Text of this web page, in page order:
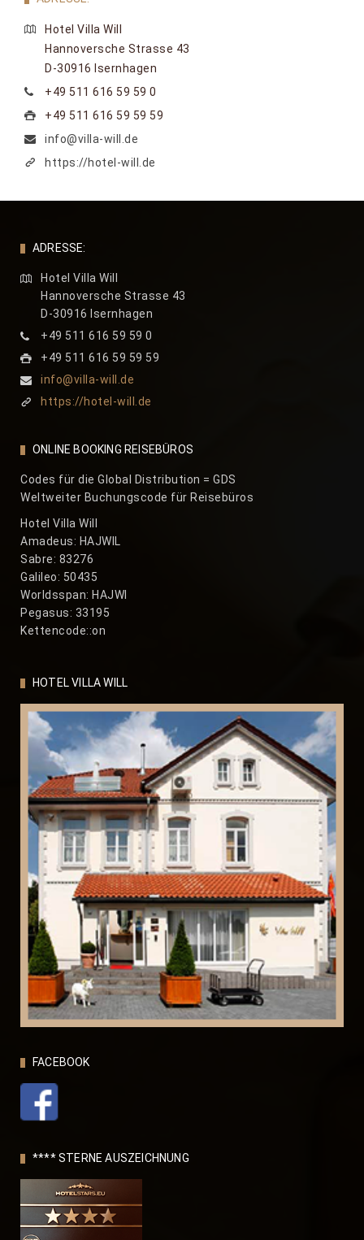
Hotel Villa Will
Hannoversche Strasse 43
D-30916 Isernhagen
+49 511 616 59 59 0
+49 511 616 59 59 59
info@villa-will.de
https://hotel-will.de
ADRESSE:
Hotel Villa Will
Hannoversche Strasse 43
D-30916 Isernhagen
+49 511 616 59 59 0
+49 511 616 59 59 59
info@villa-will.de
https://hotel-will.de
ONLINE BOOKING REISEBÜROS
Codes für die Global Distribution = GDS
Weltweiter Buchungscode für Reisebüros
Hotel Villa Will
Amadeus: HAJWIL
Sabre: 83276
Galileo: 50435
Worldsspan: HAJWI
Pegasus: 33195
Kettencode::on
HOTEL VILLA WILL
FACEBOOK
**** STERNE AUSZEICHNUNG